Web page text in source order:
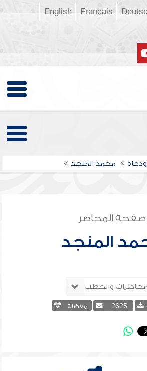
Français
English
محمد المنجد
صفحة المحاضر
المنجد
2625 مفضلة